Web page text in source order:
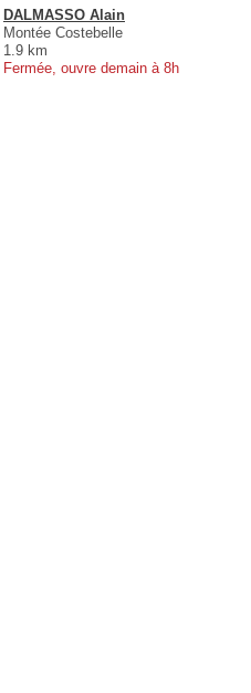
DALMASSO Alain
Montée Costebelle
1.9 km
Fermée, ouvre demain à 8h